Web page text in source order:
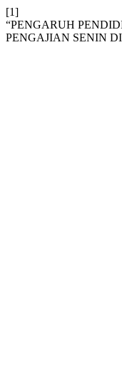
[1]
“PENGARUH
PENGAJIAN SENIN